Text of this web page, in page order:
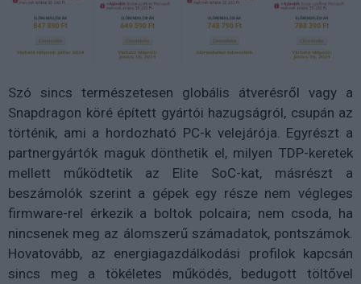
Szó sincs természetesen globális átverésről vagy a
Snapdragon köré épített gyártói hazugságról, csupán az
történik, ami a hordozható PC-k velejárója. Egyrészt a
partnergyártók maguk dönthetik el, milyen TDP-keretek
mellett működtetik az Elite SoC-kat, másrészt a
beszámolók szerint a gépek egy része nem végleges
firmware-rel érkezik a boltok polcaira; nem csoda, ha
nincsenek meg az álomszerű számadatok, pontszámok.
Hovatovább, az energiagazdálkodási profilok kapcsán
sincs meg a tökéletes működés, bedugott töltővel